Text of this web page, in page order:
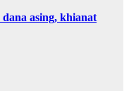
asing, khianat